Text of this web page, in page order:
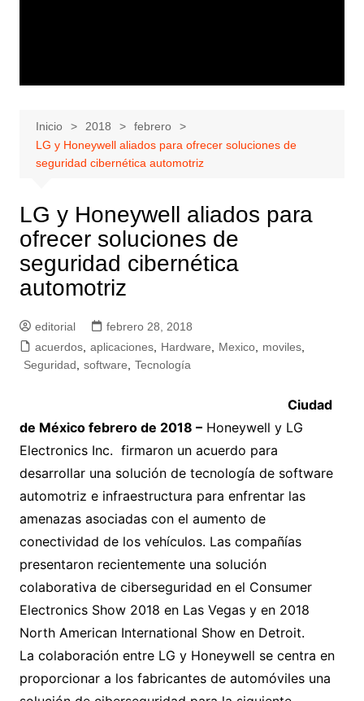
Inicio 2018
febrero
LG y Honeywell aliados para ofrecer soluciones de
seguridad cibernética automotriz
LG y Honeywell aliados para
ofrecer soluciones de
seguridad cibernética
automotriz
editorial
febrero 28, 2018
acuerdos, aplicaciones, Hardware Mexico, moviles,
Seguridad
software Tecnología
Ciudad
de México febrero de 2018 –Honeywell y LG
Electronics Inc. firmaron un acuerdo para
desarrollar una solución de tecnología de software
automotriz e infraestructura para enfrentar las
amenazas asociadas con el aumento de
conectividad de los vehículos. Las compañías
presentaron recientemente una solución
colaborativa de ciberseguridad en el Consumer
Electronics Show 2018 en Las Vegas y en 2018
North American International Show en Detroit.
La colaboración entre LG y Honeywell se centra en
proporcionar a los fabricantes de automóviles una